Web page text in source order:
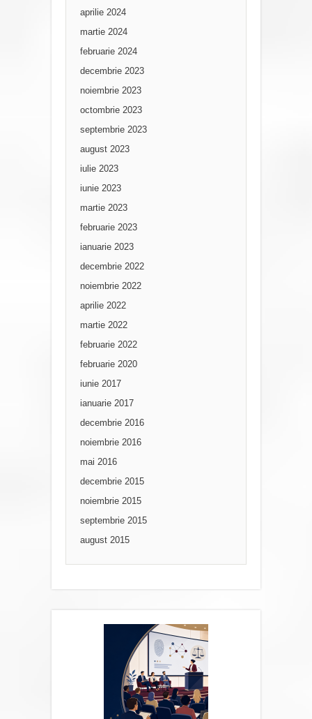
aprilie 2024
martie 2024
februarie 2024
decembrie 2023
noiembrie 2023
octombrie 2023
septembrie 2023
august 2023
iulie 2023
iunie 2023
martie 2023
februarie 2023
ianuarie 2023
decembrie 2022
noiembrie 2022
aprilie 2022
martie 2022
februarie 2022
februarie 2020
iunie 2017
ianuarie 2017
decembrie 2016
noiembrie 2016
mai 2016
decembrie 2015
noiembrie 2015
septembrie 2015
august 2015